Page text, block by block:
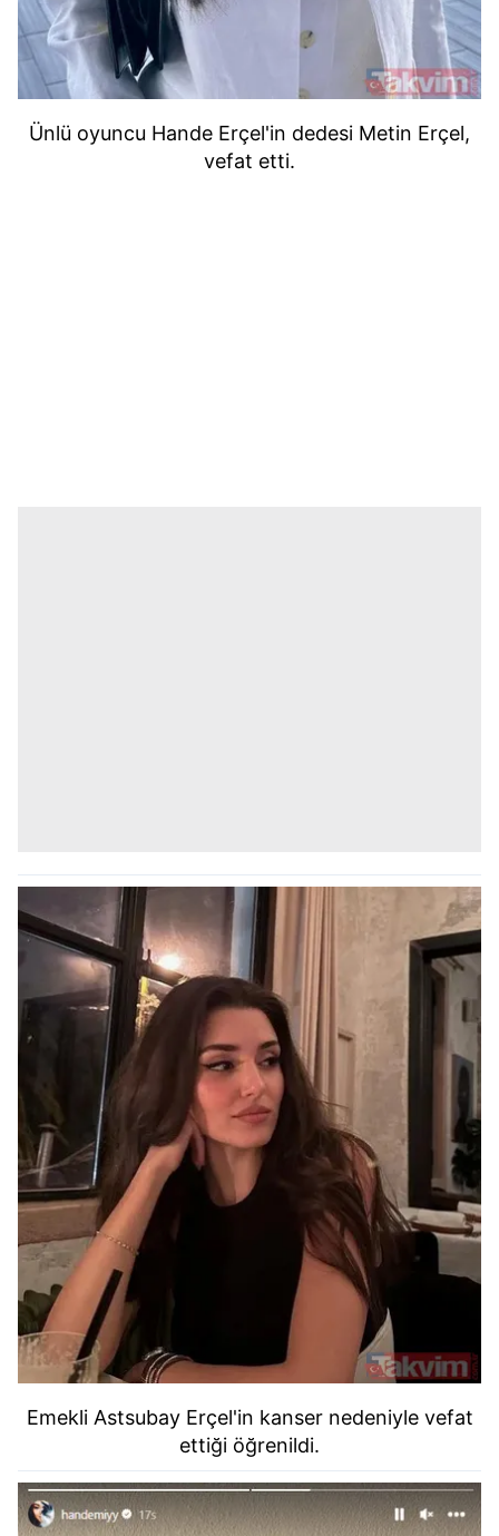
Ünlü oyuncu Hande Erçel'in dedesi Metin Erçel,
vefat etti.
Emekli Astsubay Erçel'in kanser nedeniyle vefat
ettiği öğrenildi.